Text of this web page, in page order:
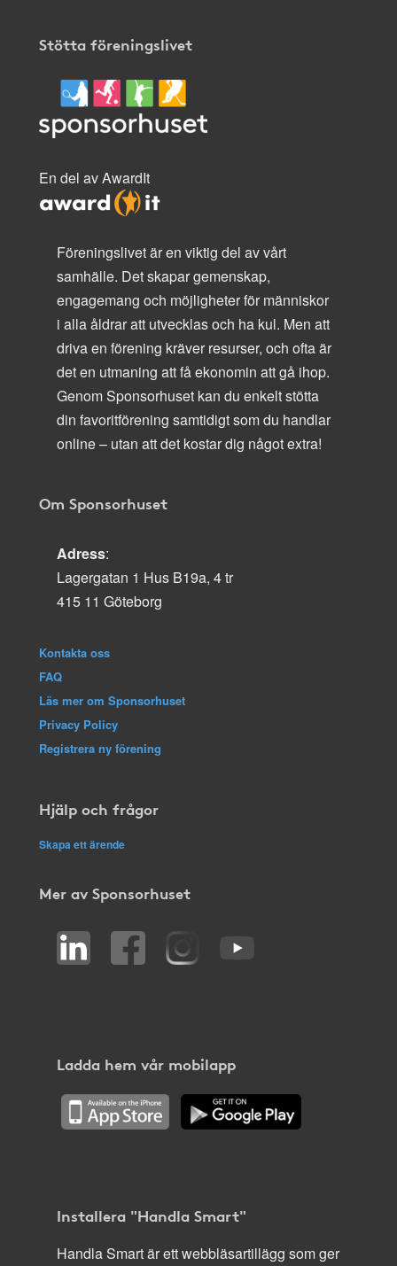
Stötta föreningslivet
En del av AwardIt
Föreningslivet är en viktig del av vårt
samhälle. Det skapar gemenskap,
engagemang och möjligheter för människor
i alla åldrar att utvecklas och ha kul. Men att
driva en förening kräver resurser, och ofta är
det en utmaning att få ekonomin att gå ihop.
Genom Sponsorhuset kan du enkelt stötta
din favoritförening samtidigt som du handlar
online – utan att det kostar dig något extra!
Om Sponsorhuset
Adress:
Lagergatan 1 Hus B19a, 4 tr
415 11 Göteborg
Kontakta oss
FAQ
Läs mer om Sponsorhuset
Privacy Policy
Registrera ny förening
Hjälp och frågor
Skapa ett ärende
Mer av Sponsorhuset
Ladda hem vår mobilapp
Installera "Handla Smart"
Handla Smart är ett webbläsartillägg som ger